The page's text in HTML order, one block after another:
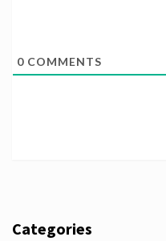
0 COMMENTS
Categories